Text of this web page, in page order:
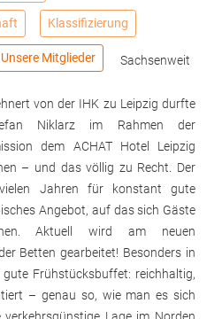
Klassifizierung
Unsere Mitglieder Sachsenweit
von der IHK zu Leipzig durfte
Niklarz im Rahmen der
dem ACHAT Hotel Leipzig
– und das völlig zu Recht. Der
Jahren für konstant gute
Angebot, auf das sich Gäste
Aktuell wird am neuen
Betten gearbeitet! Besonders in
Frühstücksbuffet: reichhaltig,
– genau so, wie man es sich